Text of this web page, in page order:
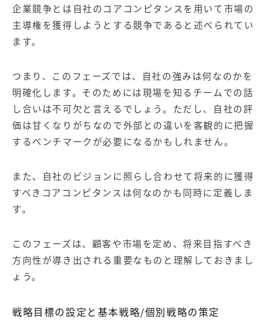
企業競争とは自社のコアコンピタンスを用いて市場の
主導権を獲得しようとする競争であると述べられてい
ます。
つまり、このフェーズでは、自社の強みは何なのかを
明確化します。そのためには現場を知るチームでの話
し合いは不可欠と言えるでしょう。ただし、自社の評
価は甘くなりがちなので外部との違いを客観的に把握
するベンチマークが必要になるかもしれません。
また、自社のビジョンに照らし合わせて将来的に獲得
すべきコアコンピタンスは何なのかも同時に定義しま
す。
このフェーズは、顧客や市場を定め、将来目指すべき
方向性が導き出される重要なものと理解しておきまし
ょう。
戦略目標の設定と基本戦略/個別戦略の策定